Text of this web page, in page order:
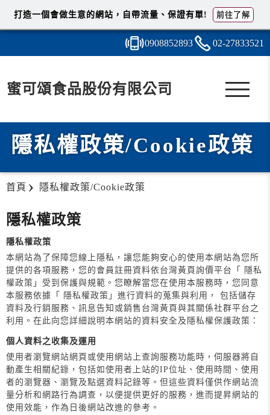
0908852893 02-27833521
蜜可頌食品股份有限公司
隱私權政策/Cookie政策
首頁 隱私權政策/Cookie政策
隱私權政策
隱私權政策
本網站為了保障您線上隱私，讓您能夠安心的使用本網站為您所
提供的各項服務，您的會員註冊資料依台灣黃頁詢價平台「 隱私
權政策」受到保護與規範。您瞭解當您在使用本服務時，您同意
本服務依據「 隱私權政策」進行資料的蒐集與利用， 包括儲存
資料及行銷服務、訊息告知或銷售台灣黃頁與其關係社群平台之
利用。在此向您詳細說明本網站的資料安全及隱私權保護政策：
個人資料之收集及運用
使用者瀏覽網站網頁或使用網站上查詢服務功能時，伺服器將自
動產生相關紀錄，包括如使用者上站的IP位址、使用時間、使用
者的瀏覽器、瀏覽及點選資料記錄等。但這些資料僅供作網站流
量分析和網路行為調查，以便提供更好的服務，進而提昇網站的
使用效能，作為日後網站改進的參考。
打造一個會做生意的網站，自帶流量、保證有單! 前往了解